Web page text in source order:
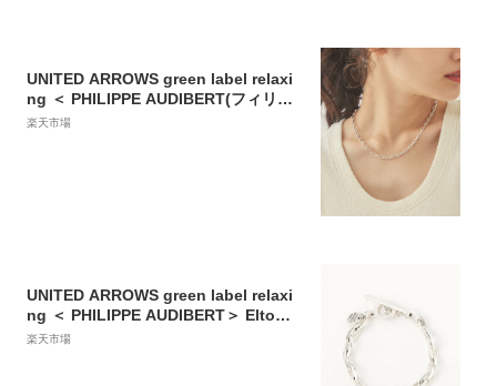
UNITED ARROWS green label relaxi
ng ＜ PHILIPPE AUDIBERT(フィリッ
プオーディベール) ＞ DAKOTA ネッ
楽天市場
UNITED ARROWS green label relaxi
ng ＜ PHILIPPE AUDIBERT＞ Elton
オーバルチェーン ブレスレット＜ EM
楽天市場